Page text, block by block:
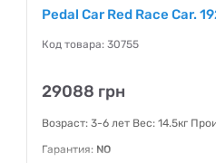
Pedal Car Red Race Car.
Код товара: 30755
29088 грн
Возраст: 3-6 лет Вес: 14.5кг
Гарантия: NO